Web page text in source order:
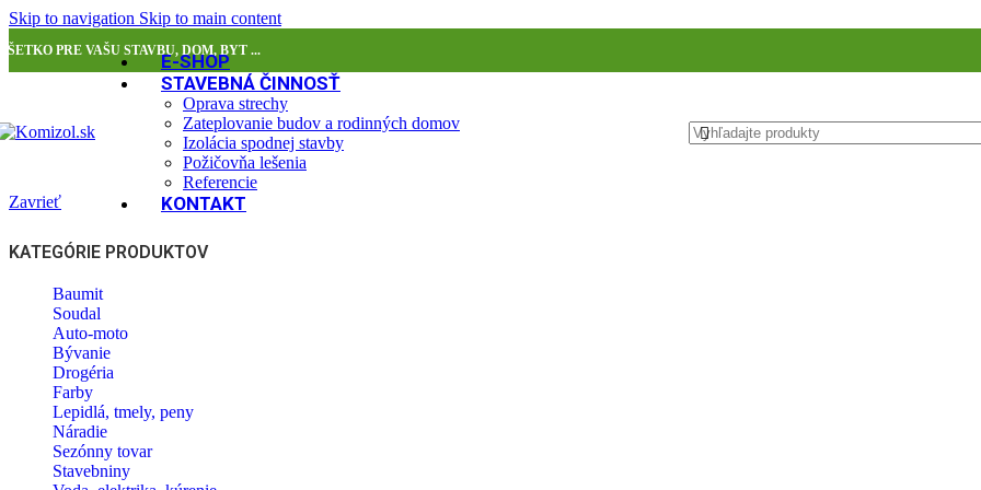
Skip to navigation Skip to main content
PRE VAŠU STAVBU, DOM, BYT ...
E-SHOP
STAVEBNÁ ČINNOSŤ
Oprava strechy
Zateplovanie budov a rodinných domov
Izolácia spodnej stavby
Požičovňa lešenia
Referencie
KONTAKT
Zavrieť
KATEGÓRIE PRODUKTOV
Baumit
Soudal
Auto-moto
Bývanie
Drogéria
Farby
Lepidlá, tmely, peny
Náradie
Sezónny tovar
Stavebniny